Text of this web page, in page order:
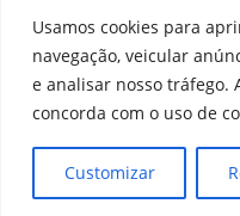
Usamos cookies para
navegação, veicular
e analisar nosso tráfego.
concorda com o uso de
Customizar
Perguntas
Transparência
Assessoria de
Setor de Autarquias Sul 1
DF, 70070-932 |
Copyright - 2024 CFA |